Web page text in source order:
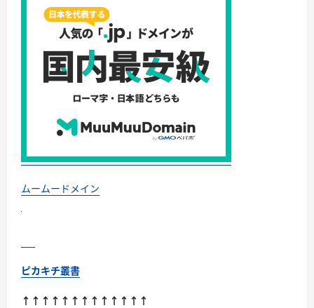
シ
ャ
ン
プ
に
シ
リ
コ
ン
は
っ
て
る？
に
ムームードメイン
ピカキチ叢書
↑↑↑↑↑↑↑↑↑↑↑↑↑